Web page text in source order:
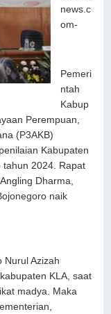
news.c
om-
Pemeri
ntah
Kabup
Perempuan,
(P3AKB)
Kabupaten
tahun 2024. Rapat
Dharma,
naik
Nurul Azizah
KLA, saat
madya. Maka